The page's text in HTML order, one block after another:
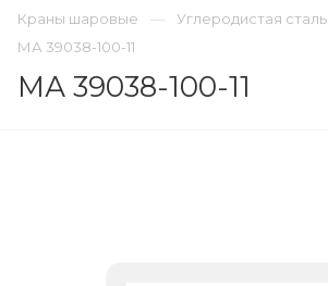
Краны шаровые
Углеродистая сталь
МА 39038-100-11
МА 39038-100-11